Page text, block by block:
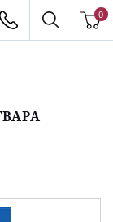
0